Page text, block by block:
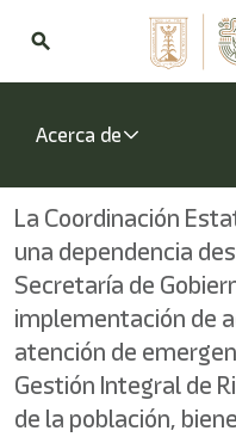
search
Acerca de
La Coordinación
una dependencia
Secretaría de
implementación de
atención de
Gestión Integral de
de la población,